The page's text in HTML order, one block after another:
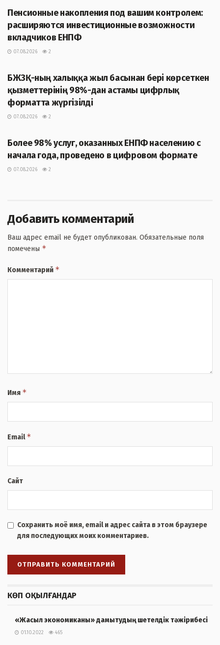
Пенсионные накопления под вашим контролем:
расширяются инвестиционные возможности
вкладчиков ЕНПФ
07.08.2026
2
БЖЗҚ-ның халыққа жыл басынан бері көрсеткен
қызметтерінің 98%-дан астамы цифрлық
форматта жүргізілді
07.08.2026
2
Более 98% услуг, оказанных ЕНПФ населению с
начала года, проведено в цифровом формате
07.08.2026 2
Добавить комментарий
Ваш адрес email не будет опубликован. Обязательные поля
помечены *
Комментарий *
Имя *
Email*
Сайт
Сохранить моё имя, email и адрес сайта в этом браузере
для последующих моих комментариев.
КӨП ОҚЫЛҒАНДАР
«Жасыл экономиканы» дамытудың шетелдік тәжірибесі
01.10.2022 465